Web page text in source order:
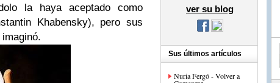
la haya aceptado como
Khabensky), pero sus
ver su blog
Sus últimos artículos
Nuria Fergó - Volver a